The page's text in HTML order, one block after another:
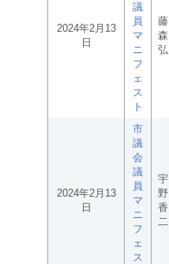
2024年2月13
日
議
員
マ
ニ
フ
ェ
ス
ト
藤
森
弘
2024年2月13
日
市
議
会
議
員
マ
ニ
フ
ェ
ス
宇
野
香
二